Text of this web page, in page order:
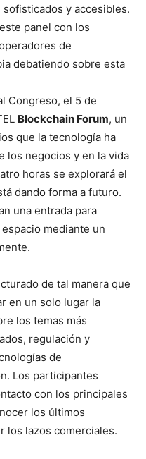
y accesibles.
panel con los
de
debatiendo sobre esta
Congreso, el 5 de
Blockchain Forum, un
que la tecnología ha
los negocios y en la vida
horas se explorará el
dando forma a futuro.
una entrada para
mediante un
de tal manera que
en un solo lugar la
los temas más
regulación y
de
Los participantes
con los principales
los últimos
los lazos comerciales.